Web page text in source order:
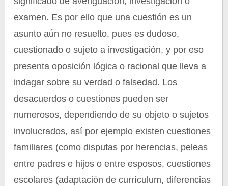
examen. Es por ello que una cuestión es un
asunto aún no resuelto, pues es dudoso,
cuestionado o sujeto a investigación, y por eso
presenta oposición lógica o racional que lleva a
indagar sobre su verdad o falsedad. Los
desacuerdos o cuestiones pueden ser
numerosos, dependiendo de su objeto o sujetos
involucrados, así por ejemplo existen cuestiones
familiares (como disputas por herencias, peleas
entre padres e hijos o entre esposos, cuestiones
escolares (adaptación de currículum, diferencias